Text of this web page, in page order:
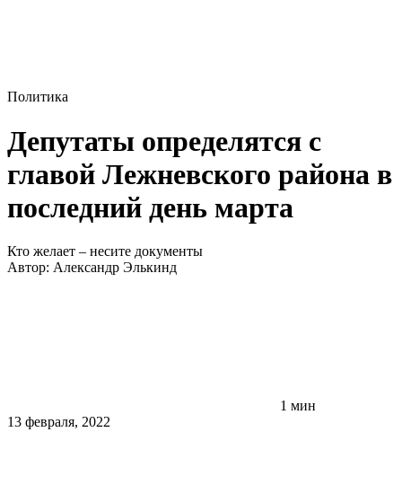
Политика
Депутаты определятся с
главой Лежневского района в
последний день марта
Кто желает – несите документы
Автор: Александр Элькинд
1 мин
13 февраля, 2022